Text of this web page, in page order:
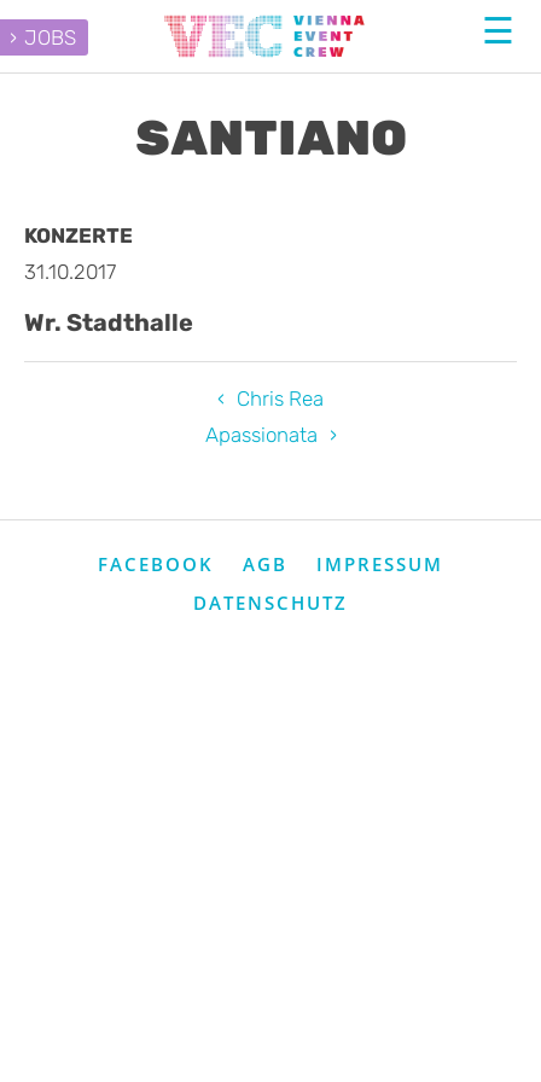
JOBS
SANTIANO
KONZERTE
31.10.2017
Wr. Stadthalle
Chris Rea
Apassionata
FACEBOOK AGB
IMPRESSUM
DATENSCHUTZ